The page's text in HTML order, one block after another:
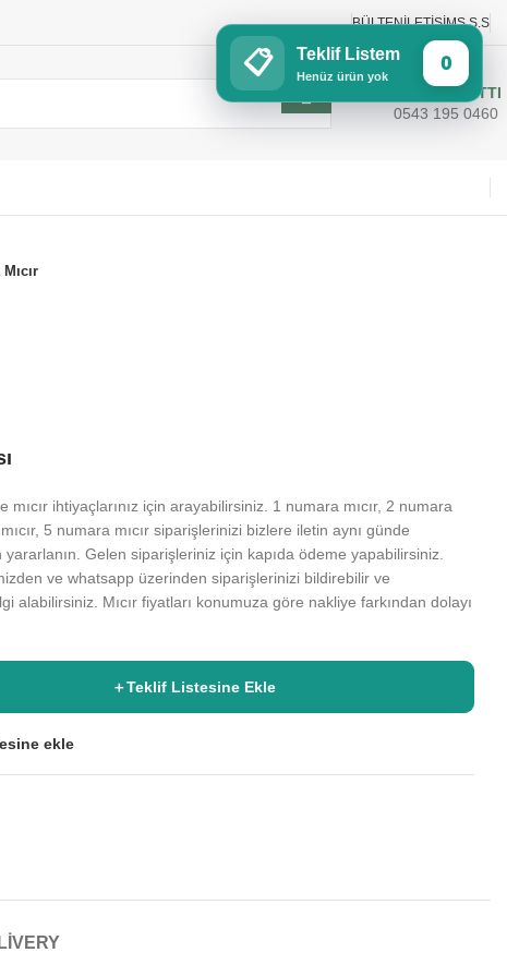
BÜLTENİLETIŞIMS.S.S
SİPARİŞ HATTI
0543 195 0460
mıcır ihtiyaçlarınız için arayabilirsiniz. 1 numara mıcır, 2 numara
5 numara mıcır siparişlerinizi bizlere iletin aynı günde
Gelen siparişleriniz için kapıda ödeme yapabilirsiniz.
ve whatsapp üzerinden siparişlerinizi bildirebilir ve
alabilirsiniz. Mıcır fiyatları konumuza göre nakliye farkından dolayı
＋Teklif Listesine Ekle
ekle
📋 Teklif Listem
Henüz ürün yok
0